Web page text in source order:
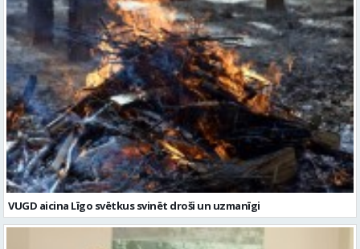
VUGD aicina Līgo svētkus svinēt droši un uzmanīgi